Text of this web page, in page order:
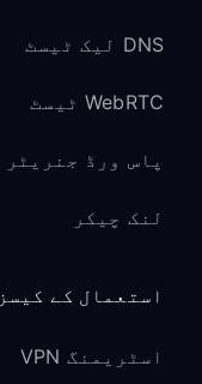
DNS لیک ٹیسٹ
WebRTC ٹیسٹ
پاس ورڈ جنریٹر
لنک چیکر
استعمال کے کیسز
اسٹریمنگ VPN